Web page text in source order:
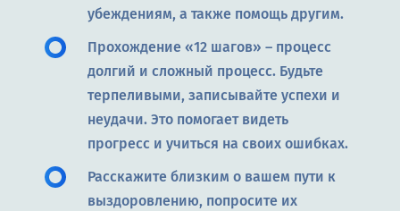
убеждениям, а также помощь другим.
Прохождение «12 шагов» – процесс
долгий и сложный процесс. Будьте
терпеливыми, записывайте успехи и
неудачи. Это помогает видеть
прогресс и учиться на своих ошибках.
Расскажите близким о вашем пути к
выздоровлению, попросите их